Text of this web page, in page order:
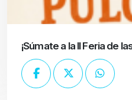
¡Súmate a la II Feria de